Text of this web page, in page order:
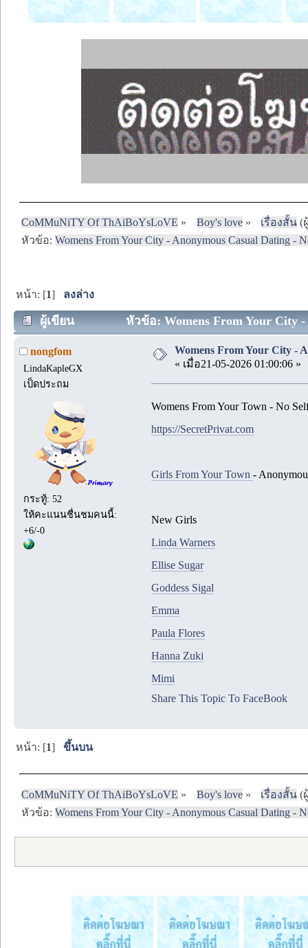
CoMMuNiTY Of ThAiBoYsLoVE » Boy's love» เรื่องสั้น(
หัวข้อ:Womens From Your City - Anonymous Casual Dating -
หน้า: [1] ลงล่าง
ผู้เขียน หัวข้อ: Womens From Your City -
nongfom
LindaKapleGX
เป็ดประถม
กระทู้: 52
ให้คะแนนชื่นชมคนนี้:
+6/-0
Womens From Your City -
« เมื่อ21-05-2026 01:00:06 »
Womens From Your Town - No
https://SecretPrivat.com
Girls From Your Town -
New Girls
Linda Warners
Ellise Sugar
Goddess Sigal
Emma
Paula Flores
Hanna Zuki
Mimi
Share This Topic To FaceBook
หน้า: [1]ขึ้นบน
CoMMuNiTY Of ThAiBoYsLoVE » Boy's love» เรื่องสั้น(
หัวข้อ:Womens From Your City - Anonymous Casual Dating -